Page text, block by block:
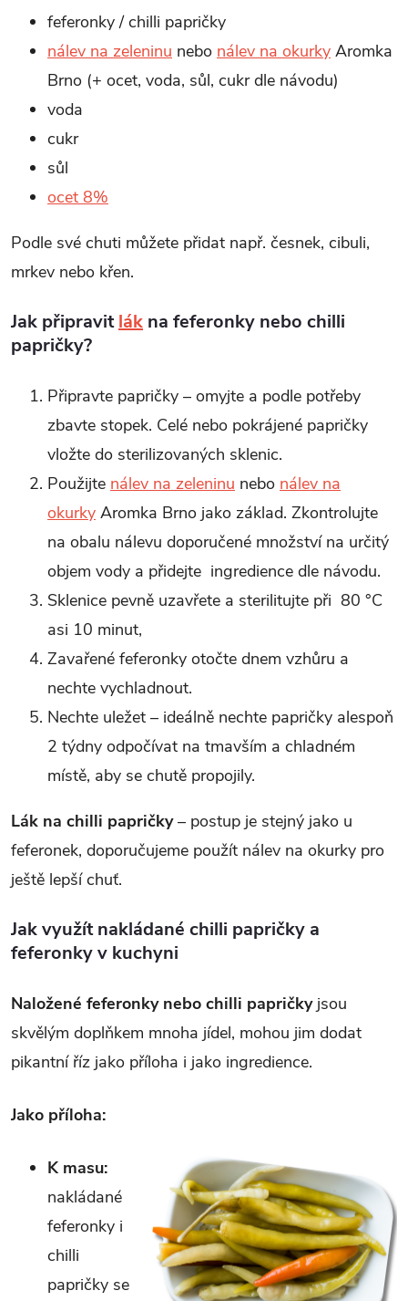
feferonky / chilli papričky
nálev na zeleninu nebo nálev na okurky Aromka
Brno (+ ocet, voda, sůl, cukr dle návodu)
voda
cukr
sůl
ocet 8%
Podle své chuti můžete přidat např. česnek, cibuli,
mrkev nebo křen.
Jak připravitlák na feferonky nebo chilli
papričky?
Připravte papričky – omyjte a podle potřeby
zbavte stopek. Celé nebo pokrájené papričky
vložte do sterilizovaných sklenic.
Použijte nálev na zeleninu nebo nálev na
okurky Aromka Brno jako základ. Zkontrolujte
na obalu nálevu doporučené množství na určitý
objem vody a přidejte ingredience dle návodu.
Sklenice pevně uzavřete a sterilitujte při 80 °C
asi 10 minut,
Zavařené feferonky otočte dnem vzhůru a
nechte vychladnout.
Nechte uležet – ideálně nechte papričky alespoň
2 týdny odpočívat na tmavším a chladném
místě, aby se chutě propojily.
Lák na chilli papričky– postup je stejný jako u
feferonek, doporučujeme použít nálev na okurky pro
ještě lepší chuť.
Jak využít nakládané chilli papričky a
feferonky v kuchyni
Naložené feferonky nebo chilli papričkyjsou
skvělým doplňkem mnoha jídel, mohou jim dodat
pikantní říz jako příloha i jako ingredience.
Jako příloha:
K masu:
nakládané
feferonky i
chilli
papričky se